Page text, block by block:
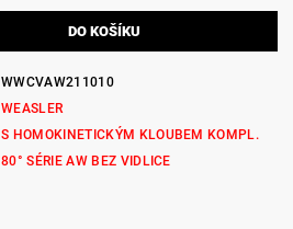
WWCVAW211010
WEASLER
S HOMOKINETICKÝM KLOUBEM KOMPL.
80° SÉRIE AW BEZ VIDLICE